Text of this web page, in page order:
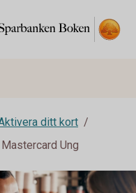
ditt kort
Ung